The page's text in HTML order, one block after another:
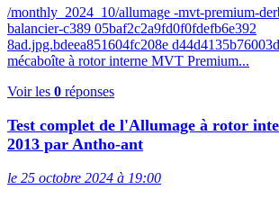
/monthly_2024_10/allumage -mvt-premium-
balancier-c389 05baf2c2a9fd0f0fdefb6e392
8ad.jpg.bdeea851604fc208e
mécaboîte à rotor interne MVT Premium...
Voir les 0 réponses
Test complet de l'Allumage à rotor
2013 par Antho-ant
le 25 octobre 2024 à 19:00